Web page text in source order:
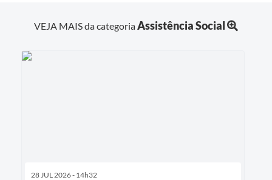
VEJA MAIS da categoriaAssistência Social
28 JUL 2026 - 14h32